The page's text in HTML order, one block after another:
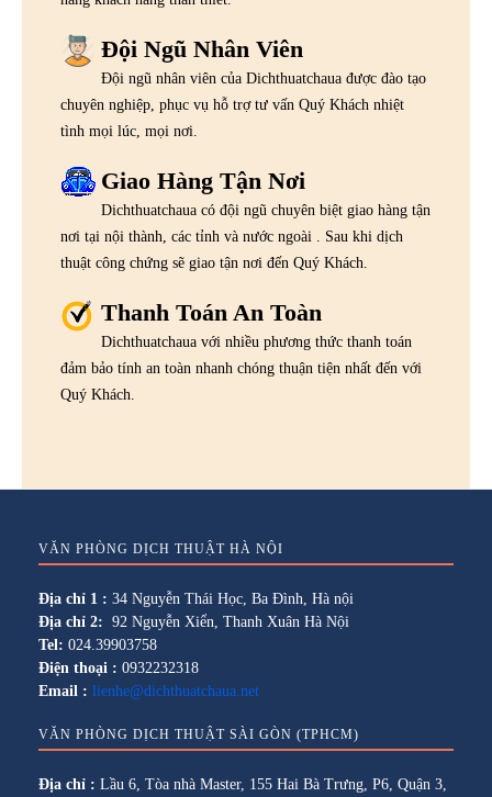
Đội Ngũ Nhân Viên
Đội ngũ nhân viên của Dichthuatchaua được đào tạo
chuyên nghiệp, phục vụ hỗ trợ tư vấn Quý Khách nhiệt
tình mọi lúc, mọi nơi.
Giao Hàng Tận Nơi
Dichthuatchaua có đội ngũ chuyên biệt giao hàng tận
nơi tại nội thành, các tỉnh và nước ngoài . Sau khi dịch
thuật công chứng sẽ giao tận nơi đến Quý Khách.
Thanh Toán An Toàn
Dichthuatchaua với nhiều phương thức thanh toán
đảm bảo tính an toàn nhanh chóng thuận tiện nhất đến với
Quý Khách.
VĂN PHÒNG DỊCH THUẬT HÀ NỘI
Địa chỉ 1 : 34 Nguyễn Thái Học, Ba Đình, Hà nội
Địa chỉ 2: 92 Nguyễn Xiển, Thanh Xuân Hà Nội
Tel: 024.39903758
Điện thoại : 0932232318
Email : lienhe@dichthuatchaua.net
VĂN PHÒNG DỊCH THUẬT SÀI GÒN (TPHCM)
Địa chỉ : Lầu 6, Tòa nhà Master, 155 Hai Bà Trưng, P6, Quận 3,